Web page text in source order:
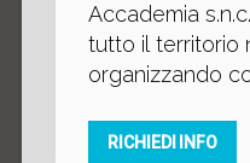
Accademia
tutto il territorio
organizzando
della Legge
RICHIEDI INFO